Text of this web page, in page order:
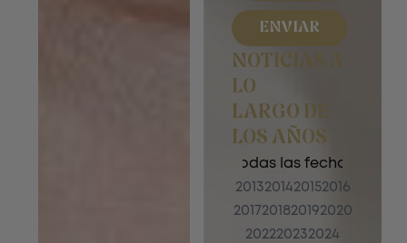
ENVIAR
NOTICIAS A
LO
LARGO DE
LOS AÑOS
2013201420152016
2017201820192020
202220232024
Todas las fechas